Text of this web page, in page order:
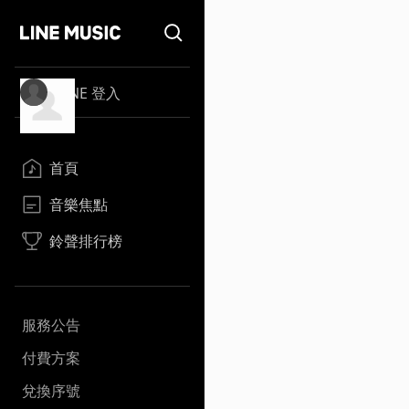
LINE 登入
首頁
音樂焦點
鈴聲排行榜
服務公告
付費方案
兌換序號